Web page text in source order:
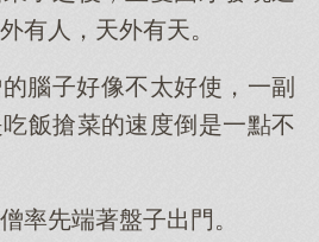
有人，天外有天。
腦子好像不太好使，一副
飯搶菜的速度倒是一點不
率先端著盤子出門。